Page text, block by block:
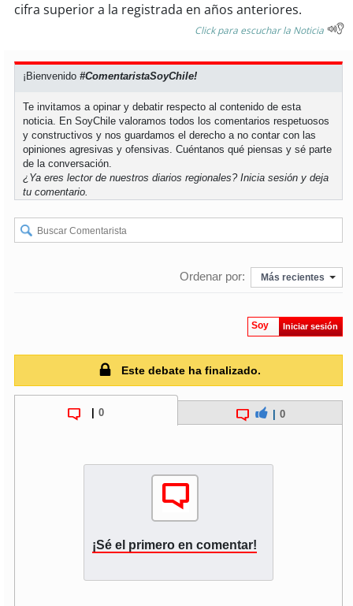
soypuertomontt
soychiloé
cifra superior a la registrada en años anteriores.
Click para escuchar la Noticia
¡Bienvenido#ComentaristaSoyChile!
Te invitamos a opinar y debatir respecto al contenido de esta
noticia. En SoyChile valoramos todos los comentarios respetuosos
y constructivos y nos guardamos el derecho a no contar con las
opiniones agresivas y ofensivas. Cuéntanos qué piensas y sé parte
de la conversación.
¿Ya eres lector de nuestros diarios regionales?Inicia sesión y deja
tu comentario.
Ordenar por: Más recientes
Soy Iniciar sesión
Este debate ha finalizado.
| 0 0
¡Sé el primero en comentar!